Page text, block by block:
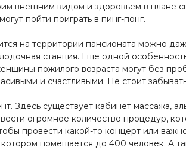
внешним видом и здоровьем в плане
пойти поиграть в пинг-понг.
на территории пансионата можно
станция. Еще одной
пожилого возраста могут без
и счастливыми. Не стоит
Здесь существует кабинет массажа,
огромное количество процедур,
провести какой-то концерт или
котором помещается до 400 человек. А